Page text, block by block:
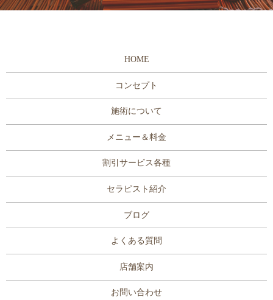
HOME
コンセプト
施術について
メニュー＆料金
割引サービス各種
セラピスト紹介
ブログ
よくある質問
店舗案内
お問い合わせ